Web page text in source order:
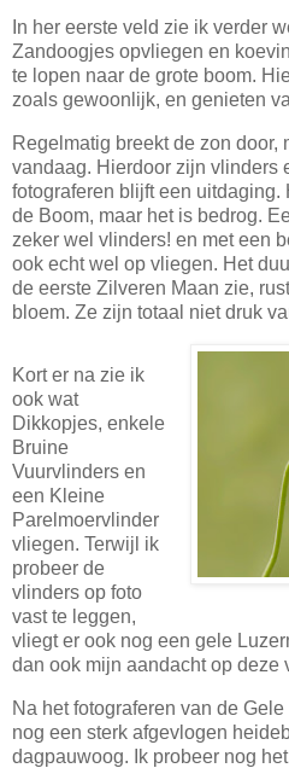
In her eerste veld zie ik verder
Zandoogjes opvliegen en
te lopen naar de grote boom.
zoals gewoonlijk, en genieten
Regelmatig breekt de zon
vandaag. Hierdoor zijn vlinders
fotograferen blijft een uitdaging.
de Boom, maar het is bedrog.
zeker wel vlinders! en met een
ook echt wel op vliegen. Het
de eerste Zilveren Maan zie,
bloem. Ze zijn totaal niet druk
Kort er na zie ik
ook wat
Dikkopjes, enkele
Bruine
Vuurvlinders en
een Kleine
Parelmoervlinder
vliegen. Terwijl ik
probeer de
vlinders op foto
vast te leggen,
vliegt er ook nog een gele
dan ook mijn aandacht op deze
Na het fotograferen van de
nog een sterk afgevlogen
dagpauwoog. Ik probeer nog